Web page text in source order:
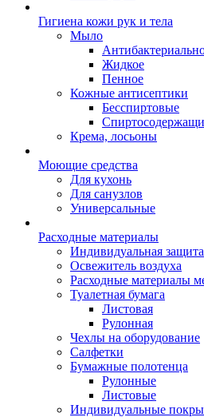
Гигиена кожи рук и тела
Мыло
Жидкое
Пенное
Кожные антисептики
Бесспиртовые
Крема, лосьоны
Моющие средства
Для кухонь
Для санузлов
Универсальные
Расходные материалы
Индивидуальная защита
Освежитель воздуха
Расходные материалы
Туалетная бумага
Листовая
Рулонная
Чехлы на оборудование
Салфетки
Бумажные полотенца
Рулонные
Листовые
Индивидуальные